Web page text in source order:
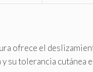
ofrece el
su tolerancia cutánea